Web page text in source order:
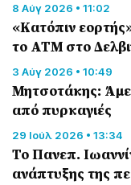
8 Αύγ 2026 • 11:02
«Κατόπιν
το ΑΤΜ στο
3 Αύγ 2026 • 10:49
Μητσοτάκης:
από πυρκαγιές
29 Ιούλ 2026 • 13:34
Το Πανεπ.
ανάπτυξης της